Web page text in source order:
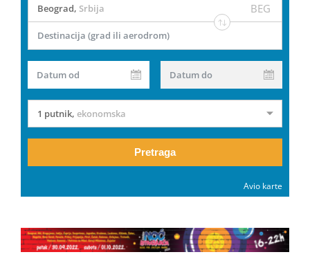
Beograd, Srbija BEG
Destinacija (grad ili aerodrom)
Datum od Datum do
1 putnik, ekonomska
Pretraga
Avio karte